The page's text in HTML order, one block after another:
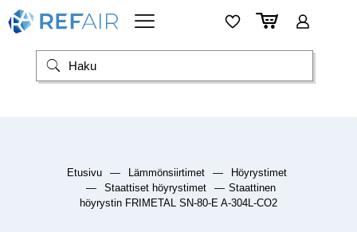
Etusivu — Lämmönsiirtimet —
Höyrystimet
—
Staattiset höyrystimet — Staattinen
höyrystin FRIMETAL SN-80-E A-304L-CO2